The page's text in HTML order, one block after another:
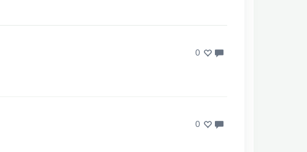
0
0